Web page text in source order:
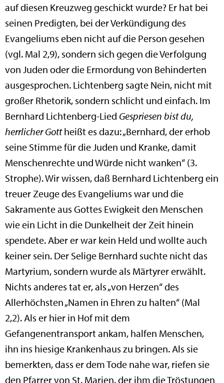
auf diesen Kreuzweg geschickt wurde? Er hat bei
seinen Predigten, bei der Verkündigung des
Evangeliums eben nicht auf die Person gesehen
(vgl. Mal 2,9), sondern sich gegen die Verfolgung
von Juden oder die Ermordung von Behinderten
ausgesprochen. Lichtenberg sagte Nein, nicht mit
großer Rhetorik, sondern schlicht und einfach. Im
Bernhard Lichtenberg-Lied Gespriesen bist du,
herrlicher Gottheißt es dazu: „Bernhard, der erhob
seine Stimme für die Juden und Kranke, damit
Menschenrechte und Würde nicht wanken“ (3.
Strophe). Wir wissen, daß Bernhard Lichtenberg ein
treuer Zeuge des Evangeliums war und die
Sakramente aus Gottes Ewigkeit den Menschen
wie ein Licht in die Dunkelheit der Zeit hinein
spendete. Aber er war kein Held und wollte auch
keiner sein. Der Selige Bernhard suchte nicht das
Martyrium, sondern wurde als Märtyrer erwählt.
Nichts anderes tat er, als „von Herzen“ des
Allerhöchsten „Namen in Ehren zu halten“ (Mal
2,2). Als er hier in Hof mit dem
Gefangenentransport ankam, halfen Menschen,
ihn ins hiesige Krankenhaus zu bringen. Als sie
bemerkten, dass er dem Tode nahe war, riefen sie
den Pfarrer von St. Marien, der ihm die Tröstungen